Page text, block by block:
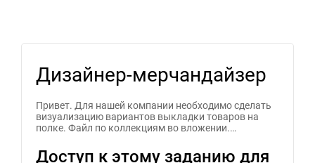
Дизайнер-мерчандайзер
Привет. Для нашей компании необходимо сделать
визуализацию вариантов выкладки товаров на
полке. Файл по коллекциям во вложении.…
Доступ к этому заданию для